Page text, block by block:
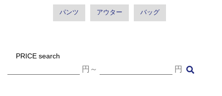
パンツ アウター バッグ
PRICE search
円～ 円